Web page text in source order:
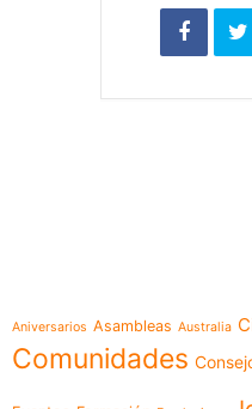
Aniversarios Asambleas Australia
Comunidades